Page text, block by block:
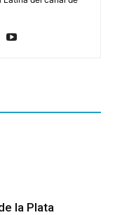
la Plata